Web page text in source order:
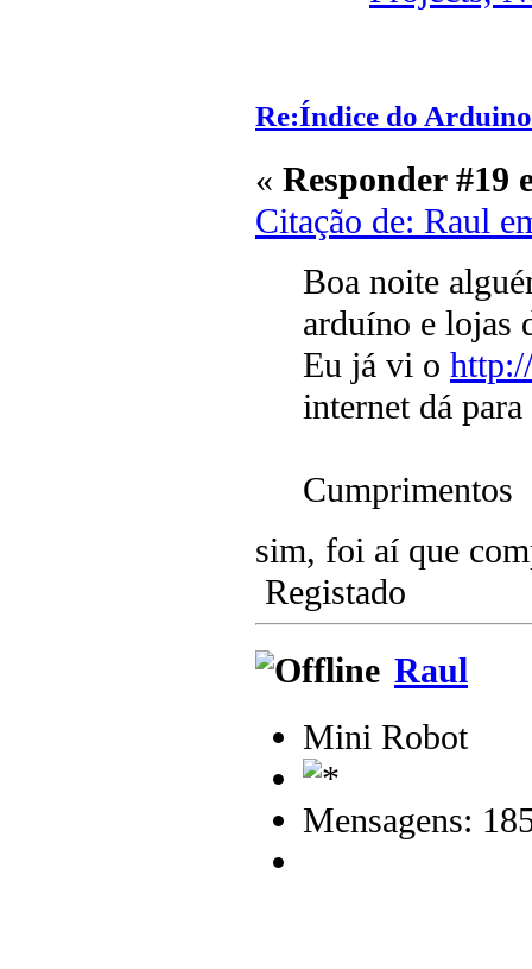
Re:Índice do Arduino
« Responder #19
Citação de: Raul
Boa noite
arduíno e lojas
Eu já vi o
internet dá
Cumprimentos
sim, foi aí que
Registado
Raul
Mini Robot
Mensagens: